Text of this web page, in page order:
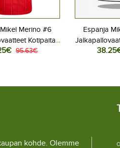
Merino #6
Kotipaita
Lyhythihainen
95.63€
Espanja
MM-kisat
kohde. Olemme